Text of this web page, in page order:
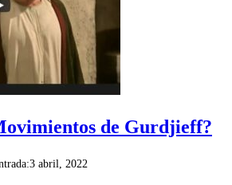
de Gurdjieff?
3 abril, 2022